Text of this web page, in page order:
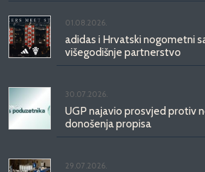
01.08.2026.
adidas i Hrvatski nogometni
višegodišnje partnerstvo
30.07.2026.
UGP najavio prosvjed protiv
donošenja propisa
29.07.2026.